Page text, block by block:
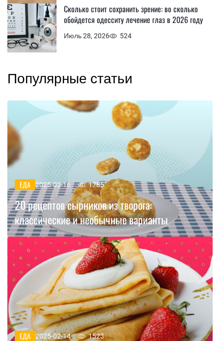
Июль 28, 2026 524
Сколько стоит сохранить зрение: во сколько
обойдется одесситу лечение глаз в 2026 году
Популярные статьи
ЕДА 2025-02-16 1785
20 рецептов сырников из творога:
классические и необычные варианты
ЕДА 2025-02-14 1523